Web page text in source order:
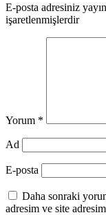
E-posta adresiniz
işaretlenmişlerdir
Yorum *
Ad
E-posta
Daha sonraki
adresim ve site